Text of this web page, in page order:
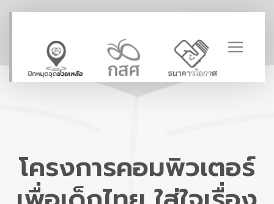
โครงการคอมพิวเตอร์